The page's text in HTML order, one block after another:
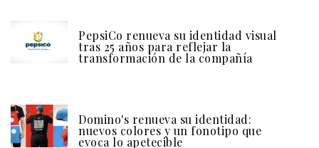
PepsiCo renueva su identidad visual
tras 25 años para reflejar la
transformación de la compañía
Domino's renueva su identidad:
nuevos colores y un fonotipo que
evoca lo apetecible